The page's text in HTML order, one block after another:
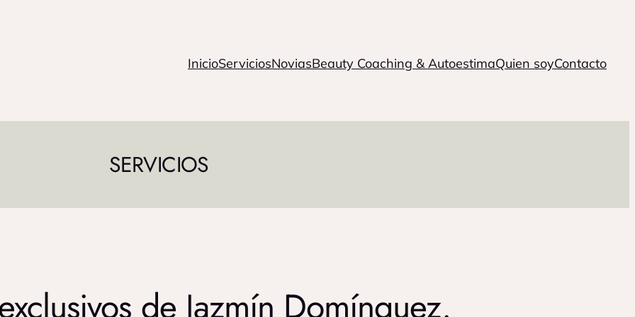
InicioServiciosNoviasBeauty Coaching & AutoestimaQuien soyContacto
SERVICIOS
de Jazmín Domínguez.